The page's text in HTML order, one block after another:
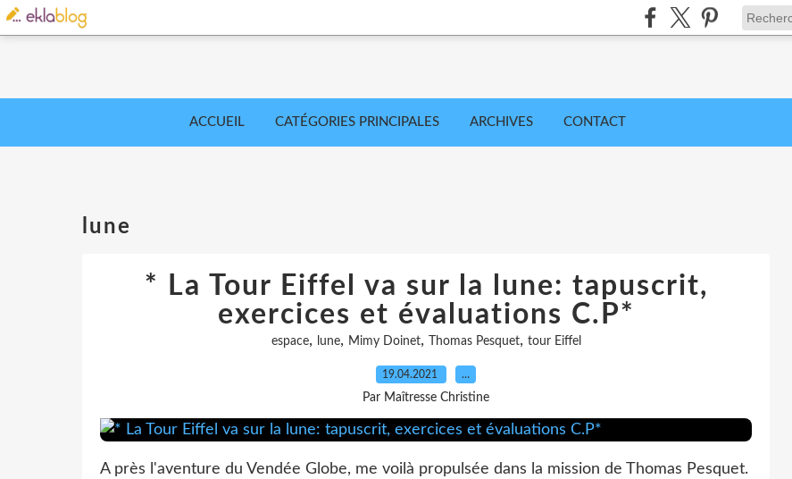
ACCUEIL CATÉGORIES PRINCIPALES ARCHIVES CONTACT
lune
* La Tour Eiffel va sur la lune: tapuscrit,
exercices et évaluations C.P*
espace, lune, Mimy Doinet, Thomas Pesquet, tour Eiffel
19.04.2021 …
Par Maîtresse Christine
A près l'aventure du Vendée Globe, me voilà propulsée dans la mission de Thomas Pesquet.